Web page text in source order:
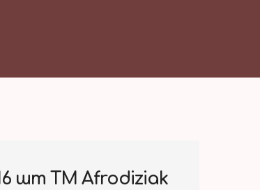
шт ТМ Afrodiziak